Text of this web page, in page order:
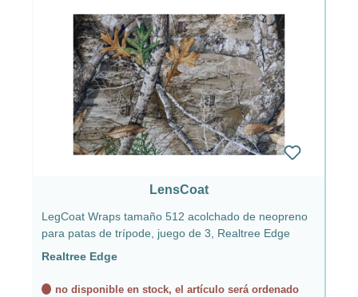
LensCoat
LegCoat Wraps tamaño 512 acolchado de neopreno
para patas de trípode, juego de 3, Realtree Edge
Realtree Edge
no disponible en stock, el artículo será ordenado